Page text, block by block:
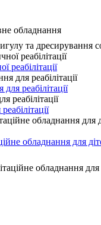
обладнання
та дресирування
реабілітації
реабілітації
обладнання для
обладнання для